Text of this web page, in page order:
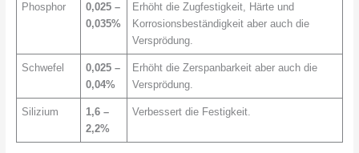
Phosphor
0,025 –
0,035%
Erhöht die Zugfestigkeit, Härte und
Korrosionsbeständigkeit aber auch die
Versprödung.
Schwefel
0,025 –
0,04%
Erhöht die Zerspanbarkeit aber auch die
Versprödung.
Silizium
1,6 –
2,2%
Verbessert die Festigkeit.